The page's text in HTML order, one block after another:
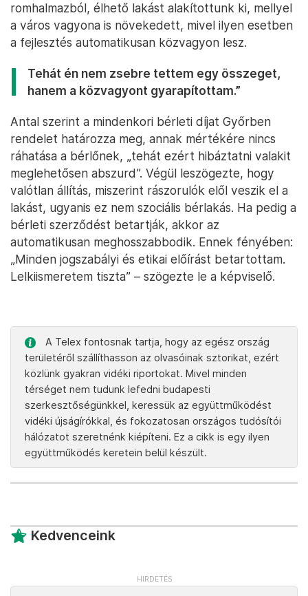
romhalmazból, élhető lakást alakítottunk ki, mellyel
a város vagyona is növekedett, mivel ilyen esetben
a fejlesztés automatikusan közvagyon lesz.
Tehát én nem zsebre tettem egy összeget,
hanem a közvagyont gyarapítottam.”
Antal szerint a mindenkori bérleti díjat Győrben
rendelet határozza meg, annak mértékére nincs
ráhatása a bérlőnek, „tehát ezért hibáztatni valakit
meglehetősen abszurd”. Végül leszögezte, hogy
valótlan állítás, miszerint rászorulók elől veszik el a
lakást, ugyanis ez nem szociális bérlakás. Ha pedig a
bérleti szerződést betartják, akkor az
automatikusan meghosszabbodik. Ennek fényében:
„Minden jogszabályi és etikai előírást betartottam.
Lelkiismeretem tiszta” – szögezte le a képviselő.
A Telex fontosnak tartja, hogy az egész ország
területéről szállíthasson az olvasóinak sztorikat, ezért
közlünk gyakran vidéki riportokat. Mivel minden
térséget nem tudunk lefedni budapesti
szerkesztőségünkkel, keressük az együttműködést
vidéki újságírókkal, és fokozatosan országos tudósítói
hálózatot szeretnénk kiépíteni. Ez a cikk is egy ilyen
együttműködés keretein belül készült.
Kedvenceink